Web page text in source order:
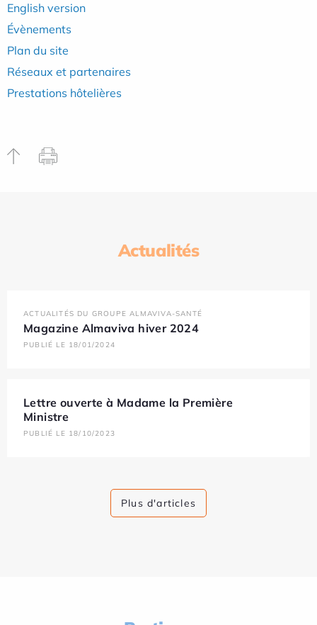
English version
Évènements
Plan du site
Réseaux et partenaires
Prestations hôtelières
Actualités
ACTUALITÉS DU GROUPE ALMAVIVA-SANTÉ
Magazine Almaviva hiver 2024
PUBLIÉ LE 18/01/2024
Lettre ouverte à Madame la Première
Ministre
PUBLIÉ LE 18/10/2023
Plus d'articles